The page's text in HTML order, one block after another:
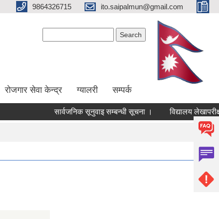
9864326715 ito.saipalmun@gmail.com
रोजगार सेवा केन्द्र ग्यालरी सम्पर्क
सार्वजनिक सूनुवाइ सम्बन्धी सूचना । विद्यालय